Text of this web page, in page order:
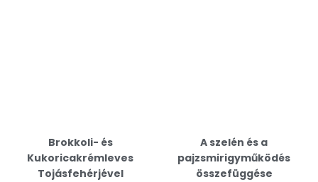
Brokkoli- és
Kukoricakrémleves
Tojásfehérjével
A szelén és a
pajzsmirigyműködés
összefüggése